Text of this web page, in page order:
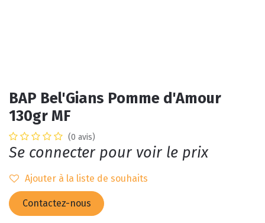
BAP Bel'Gians Pomme d'Amour
130gr MF
(0 avis)
Se connecter pour voir le prix
Ajouter à la liste de souhaits
Contactez-nous